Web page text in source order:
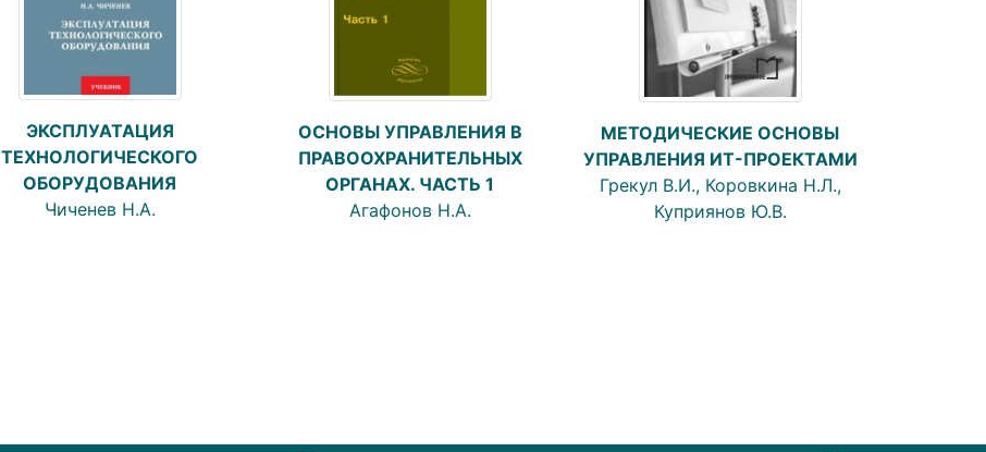
ЭКСПЛУАТАЦИЯ
ТЕХНОЛОГИЧЕСКОГО
ОБОРУДОВАНИЯ
Чиченев Н.А.
ОСНОВЫ УПРАВЛЕНИЯ В
ПРАВООХРАНИТЕЛЬНЫХ
ОРГАНАХ. ЧАСТЬ 1
Агафонов Н.А.
МЕТОДИЧЕСКИЕ ОСНОВЫ
УПРАВЛЕНИЯ ИТ-ПРОЕКТАМИ
Грекул В.И., Коровкина Н.Л.,
Куприянов Ю.В.